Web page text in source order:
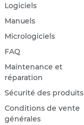
Logiciels
Manuels
Micrologiciels
FAQ
Maintenance et
réparation
Sécurité des produits
Conditions de vente
générales